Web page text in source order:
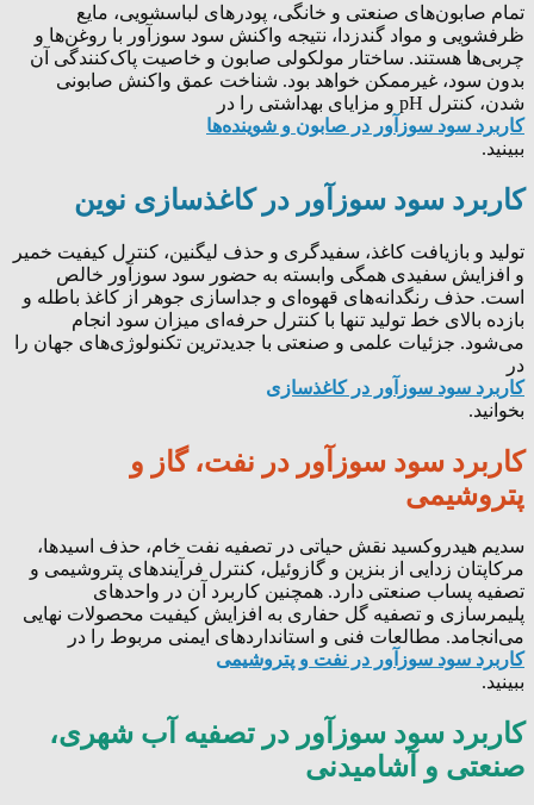
تمام صابون‌های صنعتی و خانگی، پودرهای لباسشویی، مایع
ظرفشویی و مواد گندزدا، نتیجه واکنش سود سوزآور با روغن‌ها و
چربی‌ها هستند. ساختار مولکولی صابون و خاصیت پاک‌کنندگی آن
بدون سود، غیرممکن خواهد بود. شناخت عمق واکنش صابونی
شدن، کنترل pH و مزایای بهداشتی را در
کاربرد سود سوزآور در صابون و شوینده‌ها
ببینید.
کاربرد سود سوزآور در کاغذسازی نوین
تولید و بازیافت کاغذ، سفیدگری و حذف لیگنین، کنترل کیفیت خمیر
و افزایش سفیدی همگی وابسته به حضور سود سوزآور خالص
است. حذف رنگدانه‌های قهوه‌ای و جداسازی جوهر از کاغذ باطله و
بازده بالای خط تولید تنها با کنترل حرفه‌ای میزان سود انجام
می‌شود. جزئیات علمی و صنعتی با جدیدترین تکنولوژی‌های جهان را
در
کاربرد سود سوزآور در کاغذسازی
بخوانید.
کاربرد سود سوزآور در نفت، گاز و
پتروشیمی
سدیم هیدروکسید نقش حیاتی در تصفیه نفت خام، حذف اسیدها،
مرکاپتان زدایی از بنزین و گازوئیل، کنترل فرآیندهای پتروشیمی و
تصفیه پساب صنعتی دارد. همچنین کاربرد آن در واحدهای
پلیمرسازی و تصفیه گل حفاری به افزایش کیفیت محصولات نهایی
می‌انجامد. مطالعات فنی و استانداردهای ایمنی مربوط را در
کاربرد سود سوزآور در نفت و پتروشیمی
ببینید.
کاربرد سود سوزآور در تصفیه آب شهری،
صنعتی و آشامیدنی